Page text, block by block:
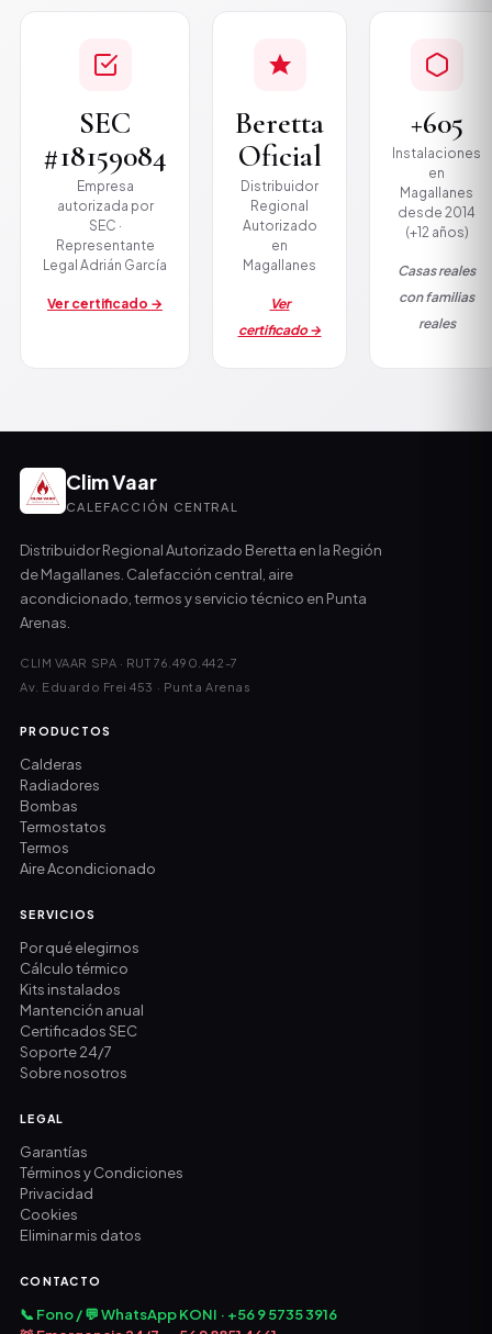
SEC
#18159084
Empresa
autorizada por
SEC ·
Representante
Legal Adrián García
Ver certificado →
Beretta
Oficial
Distribuidor
Regional
Autorizado
en
Magallanes
Ver
certificado →
+605
Instalaciones
en
Magallanes
desde 2014
(+12 años)
Casas reales
con familias
reales
Clim Vaar
CALEFACCIÓN CENTRAL
Distribuidor Regional Autorizado Beretta en la Región
de Magallanes. Calefacción central, aire
acondicionado, termos y servicio técnico en Punta
Arenas.
CLIM VAAR SPA · RUT 76.490.442-7
Av. Eduardo Frei 453 · Punta Arenas
PRODUCTOS
Calderas
Radiadores
Bombas
Termostatos
Termos
Aire Acondicionado
SERVICIOS
Por qué elegirnos
Cálculo térmico
Kits instalados
Mantención anual
Certificados SEC
Soporte 24/7
Sobre nosotros
LEGAL
Garantías
Términos y Condiciones
Privacidad
Cookies
Eliminar mis datos
CONTACTO
📞 Fono / 💬 WhatsApp KONI · +56 9 5735 3916